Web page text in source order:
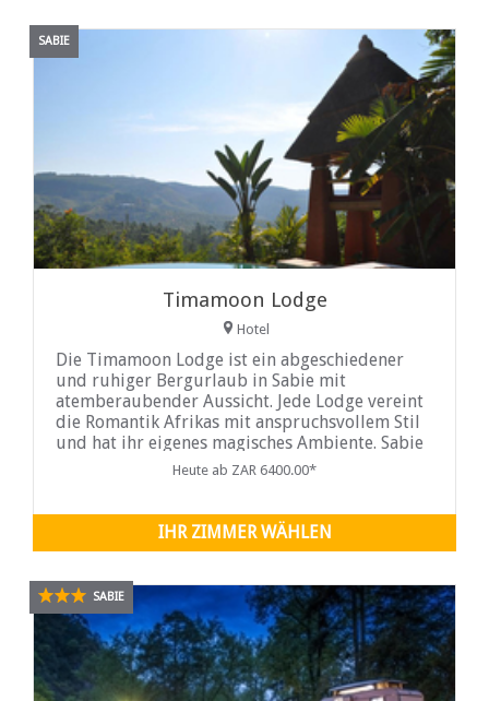
SABIE
Timamoon Lodge
Hotel
Die Timamoon Lodge ist ein abgeschiedener
und ruhiger Bergurlaub in Sabie mit
atemberaubender Aussicht. Jede Lodge vereint
die Romantik Afrikas mit anspruchsvollem Stil
und hat ihr eigenes magisches Ambiente. Sabie
Heute ab ZAR 6400.00*
IHR ZIMMER WÄHLEN
SABIE